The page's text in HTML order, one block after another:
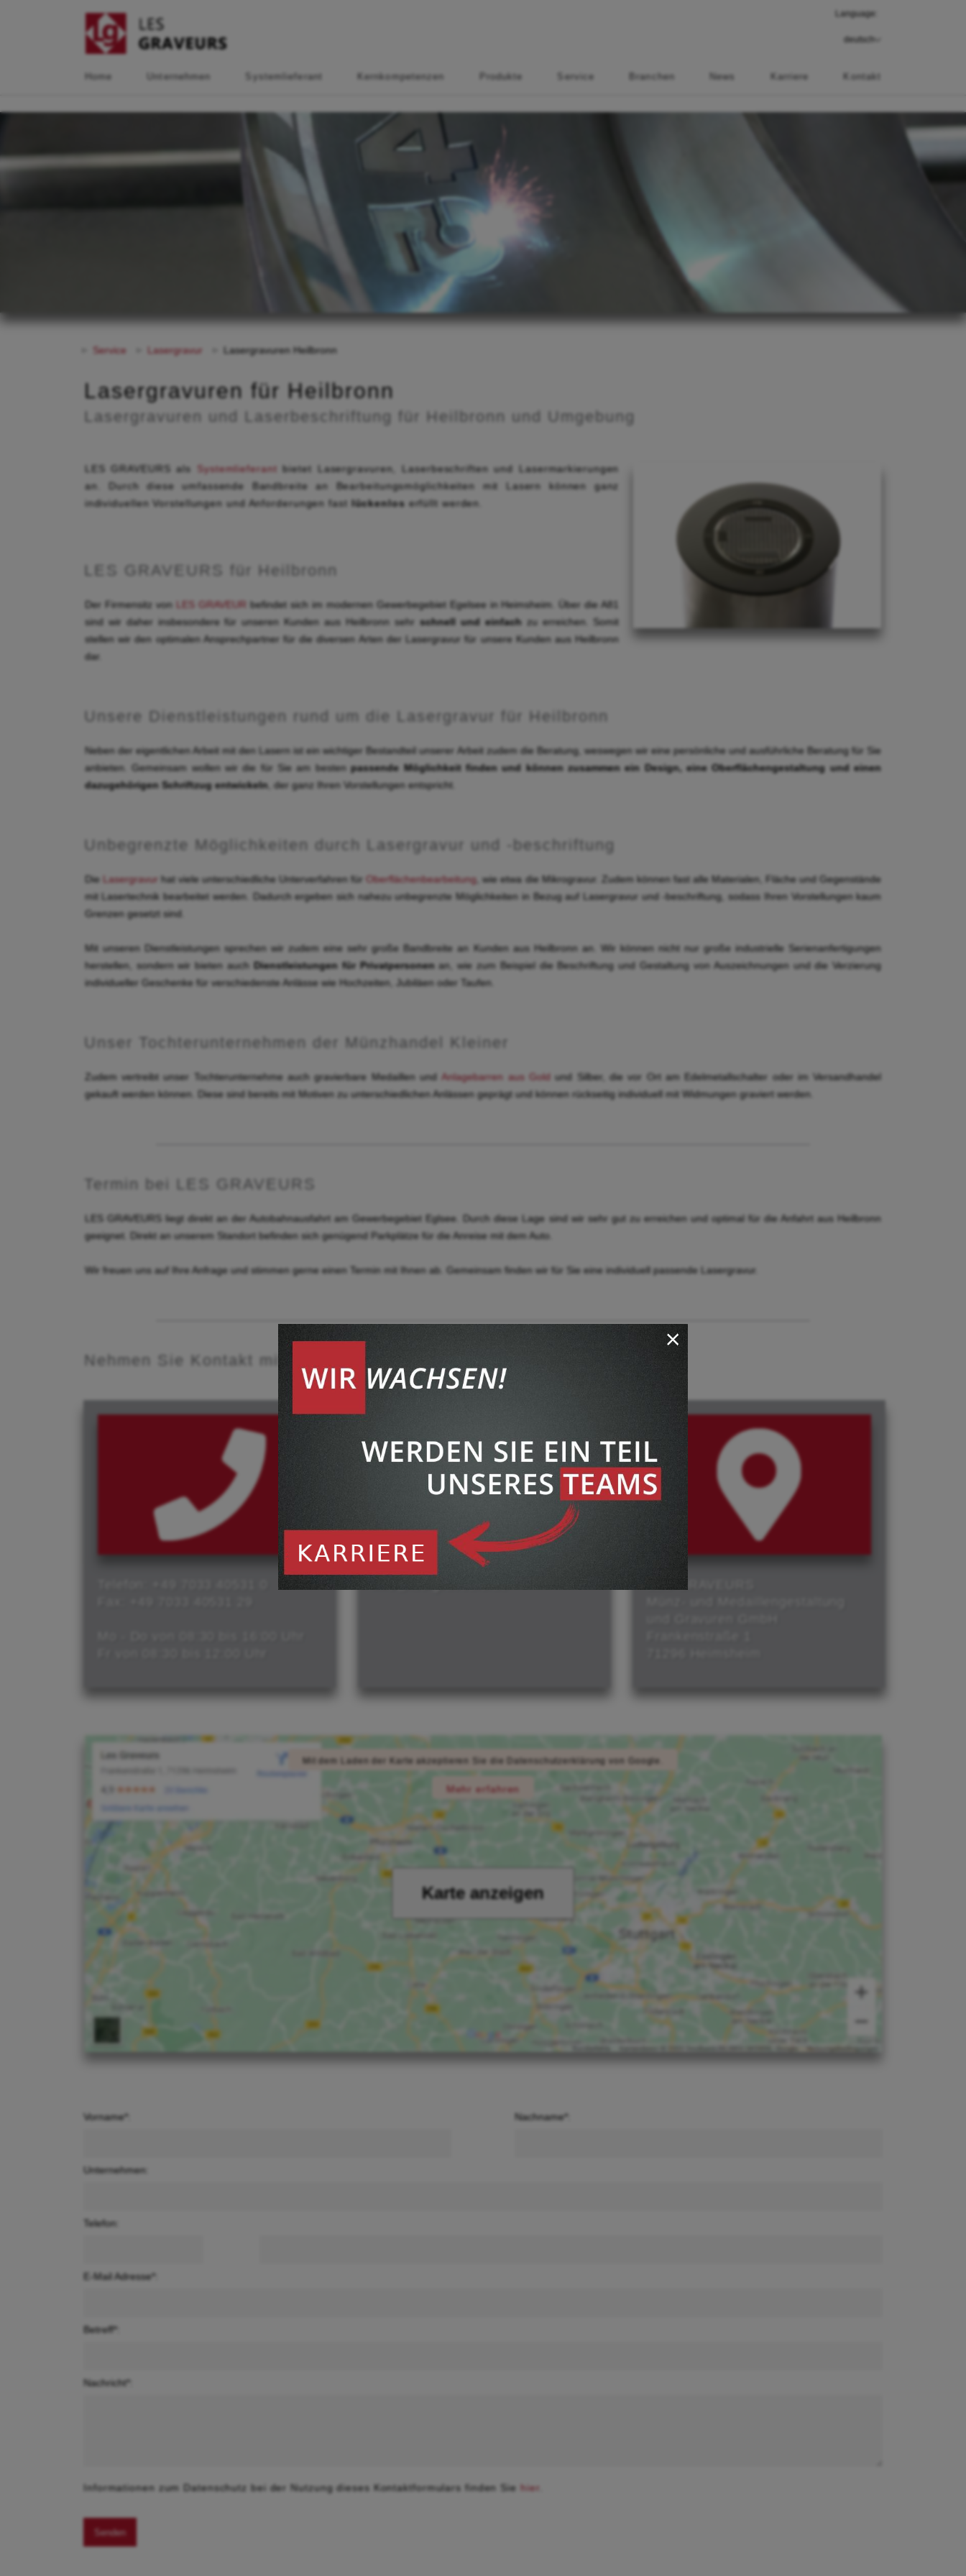
Language:
Home Unternehmen Systemlieferant Kernkompetenzen Produkte Service Branchen News Karriere Kontakt
Service Lasergravur Lasergravuren Heilbronn
Lasergravuren für Heilbronn
Lasergravuren und Laserbeschriftung für Heilbronn und Umgebung
LES GRAVEURS als Systemlieferant
bietet Lasergravuren, Laserbeschriften und Lasermarkierungen
an. Durch diese umfassende Bandbreite an Bearbeitungsmöglichkeiten mit Lasern können ganz
individuellen Vorstellungen und Anforderungen fast lückenlos erfüllt werden.
LES GRAVEURS für Heilbronn
Der Firmensitz von LES GRAVEUR
befindet sich im modernen Gewerbegebiet Egelsee in Heimsheim. Über die A81
sind wir daher insbesondere für unseren Kunden aus Heilbronn sehr schnell und einfachzu erreichen. Somit
stellen wir den optimalen Ansprechpartner für die diversen Arten der Lasergravur für unsere Kunden aus Heilbronn
dar.
Unsere Dienstleistungen rund um die Lasergravur für Heilbronn
Neben der eigentlichen Arbeit mit den Lasern ist ein wichtiger Bestandteil unserer Arbeit zudem die Beratung, weswegen wir eine persönliche und ausführliche Beratung für Sie
anbieten. Gemeinsam wollen wir die für Sie am bestenpassende Möglichkeit finden und können zusammen ein Design, eine Oberflächengestaltung und einen
dazugehörigen Schriftzug entwickeln, der ganz Ihren Vorstellungen entspricht.
Unbegrenzte Möglichkeiten durch Lasergravur und -beschriftung
Die Lasergravur hat viele unterschiedliche Unterverfahren für Oberflächenbearbeitung , wie etwa die Mikrogravur. Zudem können fast alle Materialen, Fläche und Gegenstände
mit Lasertechnik bearbeitet werden. Dadurch ergeben sich nahezu unbegrenzte Möglichkeiten in Bezug auf Lasergravur und -beschriftung, sodass Ihren Vorstellungen kaum
Grenzen gesetzt sind.
Mit unseren Dienstleistungen sprechen wir zudem eine sehr große Bandbreite an Kunden aus Heilbronn an. Wir können nicht nur große industrielle Serienanfertigungen
herstellen, sondern wir bieten auch
Dienstleistungen für Privatpersonen an, wie zum Beispiel die Beschriftung und Gestaltung von Auszeichnungen und die Verzierung
individueller Geschenke für verschiedenste Anlässe wie Hochzeiten, Jubiläen oder Taufen.
Unser Tochterunternehmen der Münzhandel Kleiner
Zudem vertreibt unser Tochterunternehme auch gravierbare Medaillen und Anlagebarren aus Gold und Silber, die vor Ort am Edelmetallschalter oder im Versandhandel
gekauft werden können. Diese sind bereits mit Motiven zu unterschiedlichen Anlässen geprägt und können rückseitig individuell mit Widmungen graviert werden.
Termin bei LES GRAVEURS
LES GRAVEURS liegt direkt an der Autobahnausfahrt am Gewerbegebiet Eglsee. Durch diese Lage sind wir sehr gut zu erreichen und optimal für die Anfahrt aus Heilbronn
geeignet. Direkt an unserem Standort befinden sich genügend Parkplätze für die Anreise mit dem Auto.
Wir freuen uns auf Ihre Anfrage und stimmen gerne einen Termin mit Ihnen ab. Gemeinsam finden wir für Sie eine individuell passende Lasergravur.
Nehmen Sie Kontakt mit uns auf
Mit dem Laden der Karte akzeptieren Sie die Datenschutzerklärung von Google.
Mehr erfahren
Karte anzeigen
Vorname*: Nachname*:
Unternehmen:
Telefon:
E-Mail Adresse*:
Betreff*:
Nachricht*:
Informationen zum Datenschutz bei der Nutzung dieses Kontaktformulars finden Sie hier